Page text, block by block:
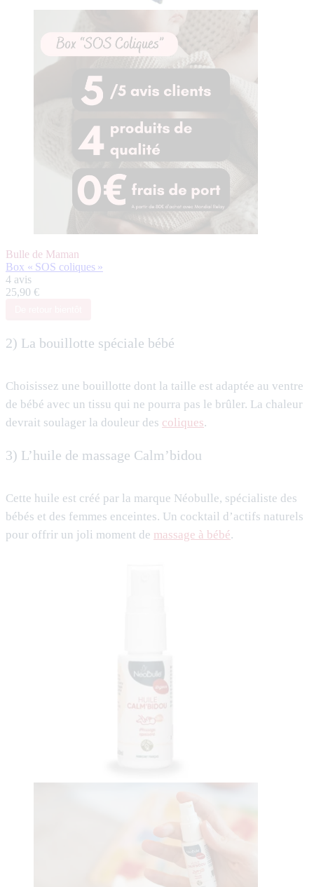
Bulle de Maman
Box « SOS coliques »
4 avis
25,90 €
2) La bouillotte spéciale bébé
Choisissez une bouillotte dont la taille est adaptée au ventre
de bébé avec un tissu qui ne pourra pas le brûler. La chaleur
devrait soulager la douleur des coliques.
3) L’huile de massage Calm’bidou
Cette huile est créé par la marque Néobulle, spécialiste des
bébés et des femmes enceintes. Un cocktail d’actifs naturels
pour offrir un joli moment de massage à bébé.